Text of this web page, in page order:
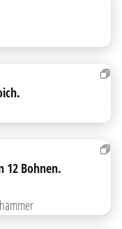
12 Bohnen.